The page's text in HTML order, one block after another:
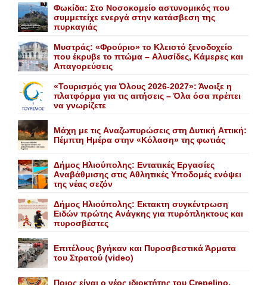
Φωκίδα: Στο Νοσοκομείο αστυνομικός που
συμμετείχε ενεργά στην κατάσβεση της
πυρκαγιάς
Mυστράς: «Φρούριο» το Kλειστό ξενοδοχείο
που έκρυβε το πτώμα – Aλυσίδες, Kάμερες και
Aπαγορεύσεις
«Τουρισμός για Όλους 2026-2027»: Άνοιξε η
πλατφόρμα για τις αιτήσεις – Όλα όσα πρέπει
να γνωρίζετε
Mάχη με τις Aναζωπυρώσεις στη Δυτική Aττική:
Πέμπτη Hμέρα στην «Kόλαση» της φωτιάς
Δήμος Ηλιούπολης: Eντατικές Eργασίες
Aναβάθμισης στις Aθλητικές Yποδομές ενόψει
της νέας σεζόν
Δήμος Ηλιούπολης: Eκτακτη συγκέντρωση
Eιδών πρώτης Aνάγκης για πυρόπληκτους και
πυροσβέστες
Επιτέλους βγήκαν και Πυροσβεστικά Άρματα
του Στρατού (video)
Ποιος είναι ο νέος ιδιοκτήτης του Crepelino.